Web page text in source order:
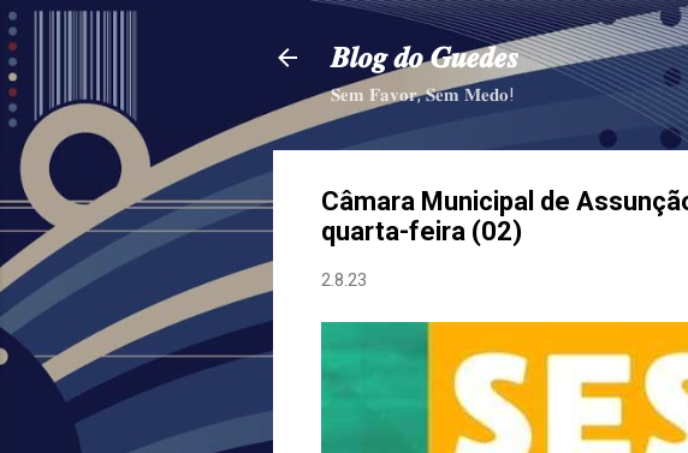
𝑩𝒍𝒐𝒈 𝒅𝒐 𝑮𝒖𝒆𝒅𝒆𝒔
𝐒𝐞𝐦 𝐅𝐚𝐯𝐨𝐫, 𝐒𝐞𝐦 𝐌𝐞𝐝𝐨!
Câmara Municipal de
quarta-feira (02)
2.8.23